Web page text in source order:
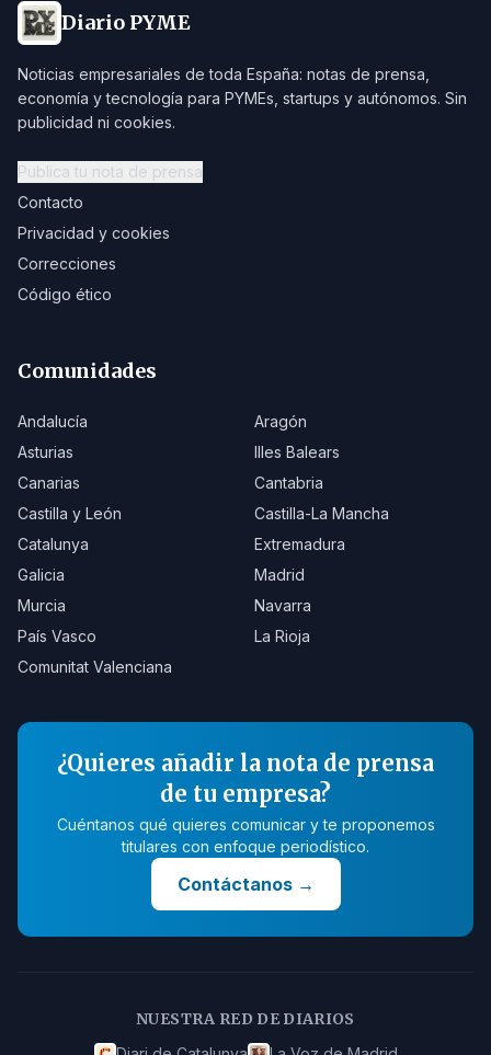
Diario PYME
Noticias empresariales de toda España: notas de prensa,
economía y tecnología para PYMEs, startups y autónomos. Sin
publicidad ni cookies.
Publica tu nota de prensa
Contacto
Privacidad y cookies
Correcciones
Código ético
Comunidades
Andalucía
Aragón
Asturias
Illes Balears
Canarias
Cantabria
Castilla y León
Castilla-La Mancha
Catalunya
Extremadura
Galicia
Madrid
Murcia
Navarra
País Vasco
La Rioja
Comunitat Valenciana
¿Quieres añadir la nota de prensa
de tu empresa?
Cuéntanos qué quieres comunicar y te proponemos
titulares con enfoque periodístico.
Contáctanos→
NUESTRA RED DE DIARIOS